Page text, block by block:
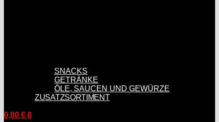
SNACKS
GETRÄNKE
ÖLE, SAUCEN UND GEWÜRZE
ZUSATZSORTIMENT
0,00 € 0